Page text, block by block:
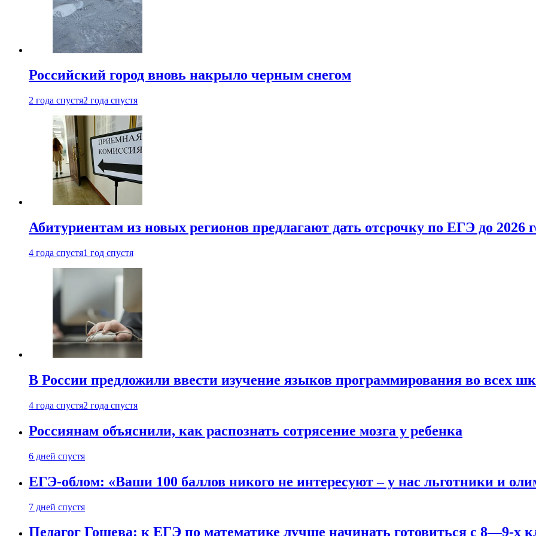
Российский город вновь накрыло черным снегом
2 года спустя2 года спустя
Абитуриентам из новых регионов предлагают дать отсрочку по ЕГЭ до 2026
4 года спустя1 год спустя
В России предложили ввести изучение языков программирования во всех
4 года спустя2 года спустя
Россиянам объяснили, как распознать сотрясение мозга у ребенка
6 дней спустя
ЕГЭ-облом: «Ваши 100 баллов никого не интересуют – у нас льготники и
7 дней спустя
Педагог Гошева: к ЕГЭ по математике лучше начинать готовиться с 8—9-х